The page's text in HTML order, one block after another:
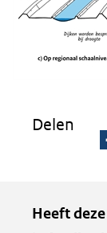
Delen
l
Kopie
Heeft